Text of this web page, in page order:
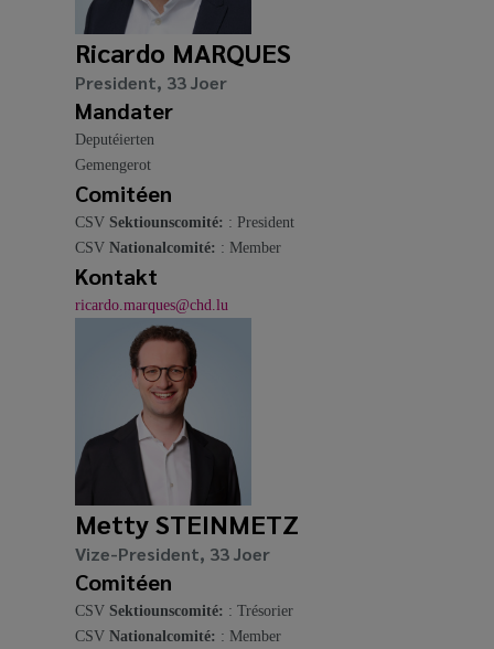
media
links
Ricardo MARQUES
President, 33 Joer
Mandater
Deputéierten
Gemengerot
Comitéen
CSV Sektiounscomité: : President
CSV Nationalcomité: : Member
Kontakt
ricardo.marques@chd.lu
Metty STEINMETZ
Vize-President, 33 Joer
Comitéen
CSV Sektiounscomité: : Trésorier
CSV Nationalcomité: : Member